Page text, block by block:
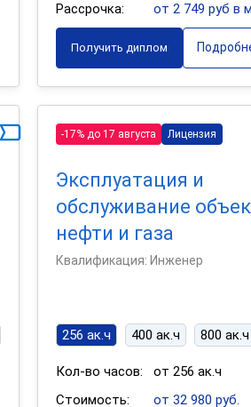
Рассрочка:
от 2 749 руб в
Получить диплом
-17% до 17 августа Лицензия
Эксплуатация и
обслуживание
нефти и газа
Квалификация: Инженер
256 ак.ч 400 ак.ч 800 ак.ч
Кол-во часов:
от 256 ак.ч
Стоимость:
от 32 980 руб.